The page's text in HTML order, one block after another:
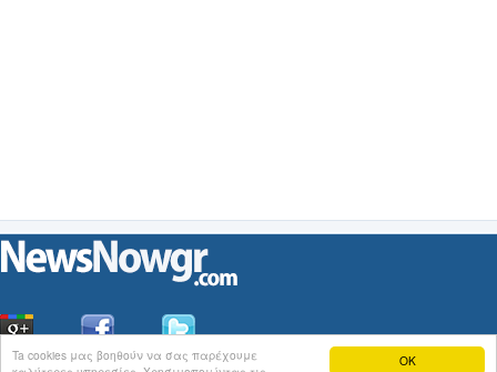
OK
Ta cookies μας βοηθούν να σας παρέχουμε